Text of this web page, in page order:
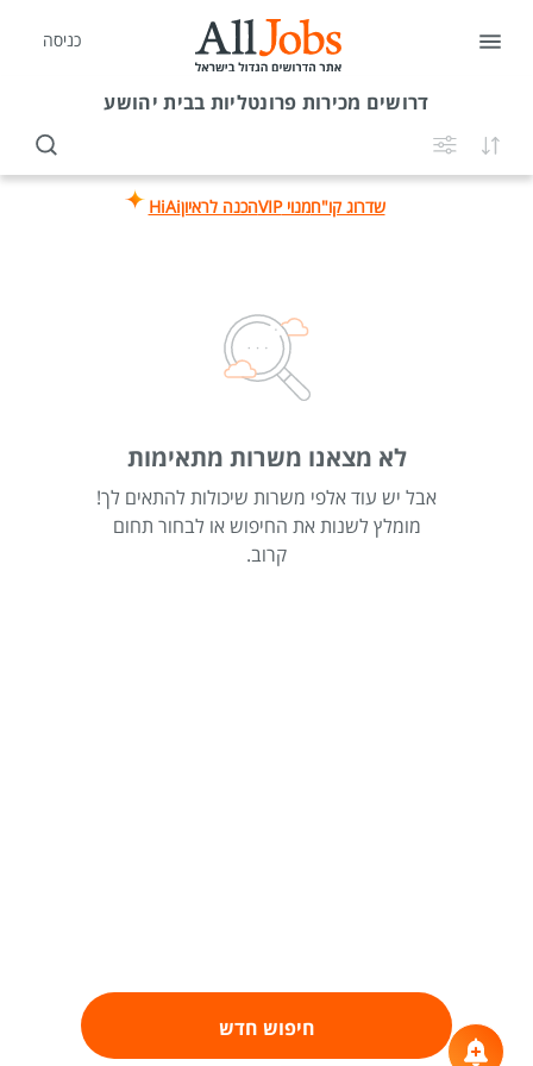
כניסה
דרושים מכירות פרונטליות בבית יהושע
שדרוג קו"חמנוי VIP הכנה לראיוןHiAi
לא מצאנו משרות מתאימות
אבל יש עוד אלפי משרות שיכולות להתאים לך!
מומלץ לשנות את החיפוש או לבחור תחום
קרוב.
חיפוש חדש